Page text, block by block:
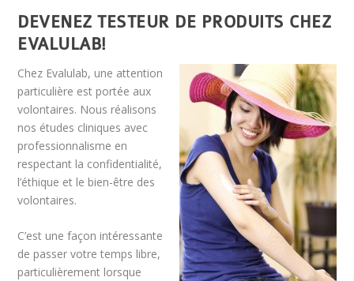
DEVENEZ TESTEUR DE PRODUITS CHEZ
EVALULAB!
Chez Evalulab, une attention
particulière est portée aux
volontaires. Nous réalisons
nos études cliniques avec
professionnalisme en
respectant la confidentialité,
l’éthique et le bien-être des
volontaires.
C’est une façon intéressante
de passer votre temps libre,
particulièrement lorsque